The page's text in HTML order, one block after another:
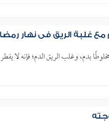
مع غلبة الريق في نهار
بدم، وغلب الريق الدم؛ فإنه لا